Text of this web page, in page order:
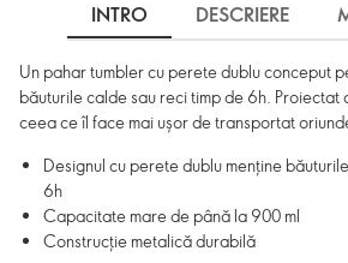
INTRO DESCRIERE
Un pahar tumbler cu perete dublu conceput
băuturile calde sau reci timp de 6h. Proiectat
ceea ce îl face mai ușor de transportat
Designul cu perete dublu menține
6h
Capacitate mare de până la 900 ml
Construcție metalică durabilă